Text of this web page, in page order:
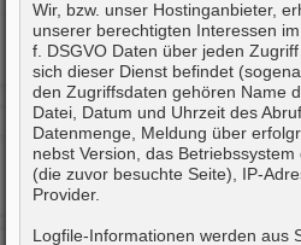
Wir, bzw. unser Hostinganbieter,
unserer berechtigten Interessen
f. DSGVO Daten über jeden
sich dieser Dienst befindet
den Zugriffsdaten gehören Name
Datei, Datum und Uhrzeit des
Datenmenge, Meldung über
nebst Version, das
(die zuvor besuchte Seite), IP-
Provider.
Logfile-Informationen werden aus